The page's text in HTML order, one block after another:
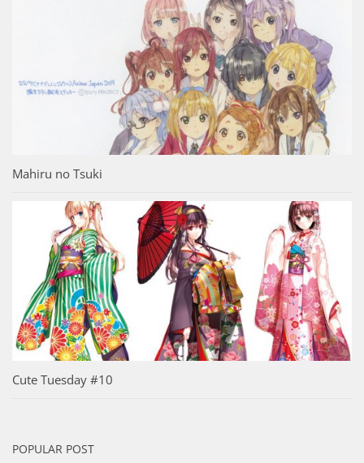
Mahiru no Tsuki
Cute Tuesday #10
POPULAR POST